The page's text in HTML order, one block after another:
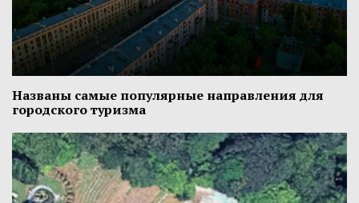
Названы самые популярные направления для
городского туризма